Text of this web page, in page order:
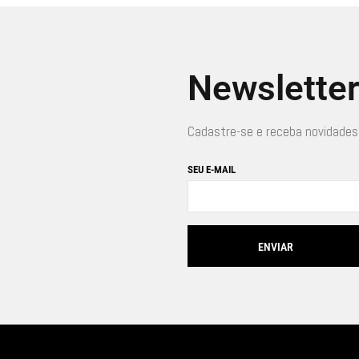
Newsletter
Cadastre-se e receba
SEU E-MAIL